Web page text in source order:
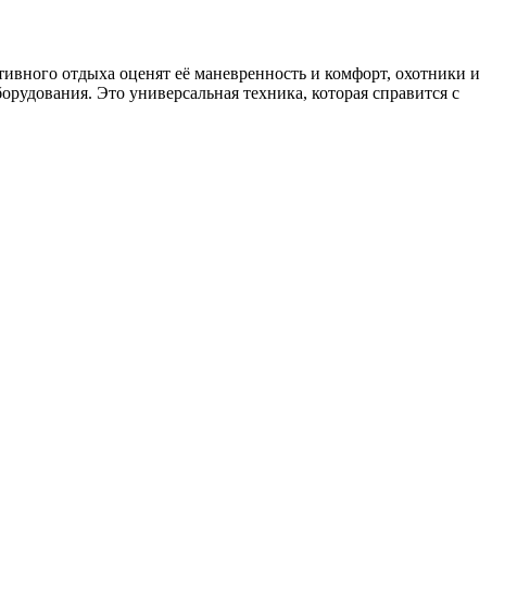
отдыха оценят её маневренность и комфорт, охотники и
Это универсальная техника, которая справится с